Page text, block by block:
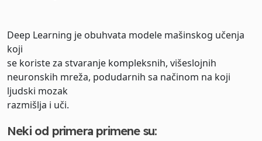
Deep Learning je obuhvata modele mašinskog učenja
koji
se koriste za stvaranje kompleksnih, višeslojnih
neuronskih mreža, podudarnih sa načinom na koji
ljudski mozak
razmišlja i uči.
Neki od primera primene su: